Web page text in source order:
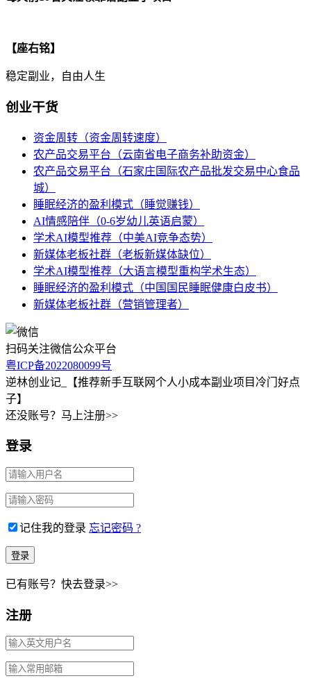
【座右铭】
稳定副业，自由人生
创业干货
资金周转（资金周转速度）
农产品交易平台（云南省电子商务补助资金）
农产品交易平台（石家庄国际农产品批发交易中心食品
城）
睡眠经济的盈利模式（睡觉赚钱）
AI情感陪伴（0-6岁幼儿英语启蒙）
学术AI模型推荐（中美AI竞争态势）
新媒体老板社群（老板新媒体缺位）
学术AI模型推荐（大语言模型重构学术生态）
睡眠经济的盈利模式（中国国民睡眠健康白皮书）
新媒体老板社群（营销管理者）
扫码关注微信公众平台
粤ICP备2022080099号
逆林创业记_【推荐新手互联网个人小成本副业项目冷门好点
子】
还没账号？马上注册>>
登录
记住我的登录 忘记密码 ?
已有账号？快去登录>>
注册